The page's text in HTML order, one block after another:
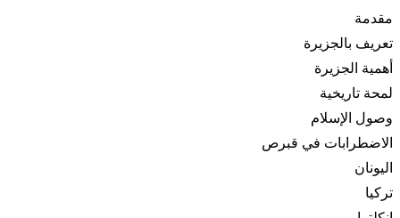
مقدمة
تعريف بالجزيرة
أهمية الجزيرة
لمحة تاريخية
وصول الإسلام
الاضطرابات في قبرص
اليونان
تركيا